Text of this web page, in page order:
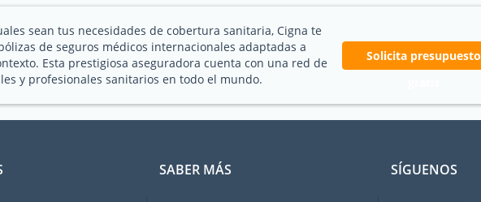
sean tus necesidades de cobertura sanitaria, Cigna te
de seguros médicos internacionales adaptadas a
Esta prestigiosa aseguradora cuenta con una red de
y profesionales sanitarios en todo el mundo.
Solicita presupuesto
SABER MÁS SÍGUENOS